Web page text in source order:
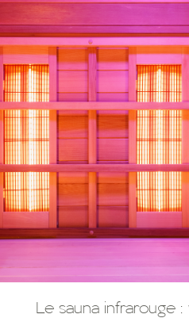
Le sauna infrarouge